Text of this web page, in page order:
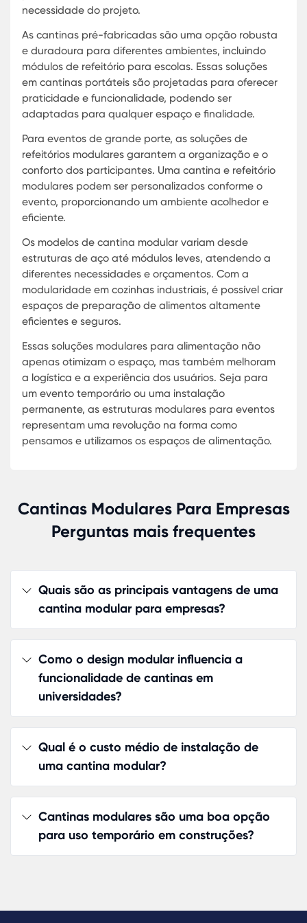
movimentação e adaptação conforme necessário,
sendo ideais para diferentes tipos de eventos.
Soluções de refeitórios modulares:Versáteis e
adaptáveis, atendendo às necessidades
diferentes setores industriais.
Cantina e refeitório modulares:Proporcionam um
espaço organizado e funcional para refeições,
Cantina modular:
Estruturas que combinam
durabilidade e praticidade, sendo uma solução
eficiente para diversos ambientes.
Cantinas de aço modular:Construídas com
resistentes, garantindo segurança e durabilidade
Estruturas modulares para eventos: Soluções
para oferecer um espaço de refeição adequado
eventos de grande porte.
Soluções modulares para alimentação:
diferentes necessidades, proporcionando um
Modularidade em cozinhas industriais:Facilita a
criação de ambientes eficientes e bem
otimizando o fluxo de trabalho.
Essas cantinas pré-fabricadas e modulares
representam uma evolução significativa em
Estruturas Modulares para Eventos:
Transformando Espaços com
Criatividade
As estruturas modulares para eventos têm
revolucionado a maneira como transformamos e
utilizamos os espaços temporários. Com a
flexibilidade e a versatilidade que oferecem,
soluções modulares são ideais para uma
de aplicações, desde cantinas modulares para
empresas até refeitórios modulares interiores.
As cantinas modulares para empresas
uma solução prática e eficiente para a
de funcionários em eventos ou obras. Com o
de cantina modular, é possível criar ambientes
funcionais e confortáveis que atendem a todas
necessidades de refeição. Os preços de cantinas
modulares variam conforme o tamanho e as
especificações, mas oferecem um excelente
Cantinas Modulares Para Empresas
Perguntas mais frequentes
Quais são as principais vantagens de uma
cantina modular para empresas?
Como o design modular influencia a
funcionalidade de cantinas em
universidades?
Qual é o custo médio de instalação de
uma cantina modular?
Cantinas modulares são uma boa opção
para uso temporário em construções?